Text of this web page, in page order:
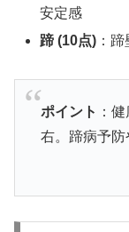
安定感
蹄 (10点) ：
ポイント ：
右。蹄病予防